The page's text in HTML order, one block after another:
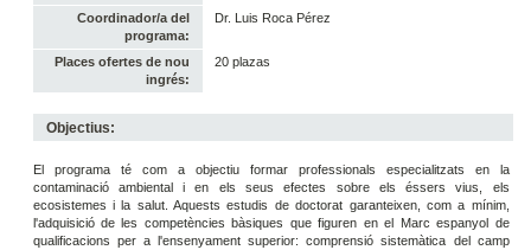
Coordinador/a del
programa:
Dr. Luis Roca Pérez
Places ofertes de nou
ingrés:
20 plazas
Objectius:
El programa té com a objectiu formar professionals especialitzats en la
contaminació ambiental i en els seus efectes sobre els éssers vius, els
ecosistemes i la salut. Aquests estudis de doctorat garanteixen, com a mínim,
l'adquisició de les competències bàsiques que figuren en el Marc espanyol de
qualificacions per a l'ensenyament superior: comprensió sistemàtica del camp